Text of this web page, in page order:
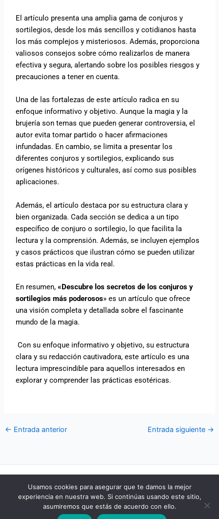
El artículo presenta una amplia gama de conjuros y
sortilegios, desde los más sencillos y cotidianos hasta
los más complejos y misteriosos. Además, proporciona
valiosos consejos sobre cómo realizarlos de manera
efectiva y segura, alertando sobre los posibles riesgos y
precauciones a tener en cuenta.
Una de las fortalezas de este artículo radica en su
enfoque informativo y objetivo. Aunque la magia y la
brujería son temas que pueden generar controversia, el
autor evita tomar partido o hacer afirmaciones
infundadas. En cambio, se limita a presentar los
diferentes conjuros y sortilegios, explicando sus
orígenes históricos y culturales, así como sus posibles
aplicaciones.
Además, el artículo destaca por su estructura clara y
bien organizada. Cada sección se dedica a un tipo
específico de conjuro o sortilegio, lo que facilita la
lectura y la comprensión. Además, se incluyen ejemplos
y casos prácticos que ilustran cómo se pueden utilizar
estas prácticas en la vida real.
En resumen,«Descubre los secretos de los conjuros y
sortilegios más poderosos» es un artículo que ofrece
una visión completa y detallada sobre el fascinante
mundo de la magia.
Con su enfoque informativo y objetivo, su estructura
clara y su redacción cautivadora, este artículo es una
lectura imprescindible para aquellos interesados en
explorar y comprender las prácticas esotéricas.
← Entrada anterior Entrada siguiente →
POLÍTICA DE PRIVACIDAD
AVISO LEGAL
CONTACTO
Usamos cookies para asegurar que te damos la mejor
experiencia en nuestra web. Si continúas usando este sitio,
asumiremos que estás de acuerdo con ello.